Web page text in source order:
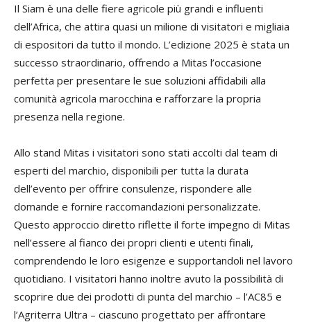
Il Siam è una delle fiere agricole più grandi e influenti
dell’Africa, che attira quasi un milione di visitatori e migliaia
di espositori da tutto il mondo. L’edizione 2025 è stata un
successo straordinario, offrendo a Mitas l’occasione
perfetta per presentare le sue soluzioni affidabili alla
comunità agricola marocchina e rafforzare la propria
presenza nella regione.
Allo stand Mitas i visitatori sono stati accolti dal team di
esperti del marchio, disponibili per tutta la durata
dell’evento per offrire consulenze, rispondere alle
domande e fornire raccomandazioni personalizzate.
Questo approccio diretto riflette il forte impegno di Mitas
nell’essere al fianco dei propri clienti e utenti finali,
comprendendo le loro esigenze e supportandoli nel lavoro
quotidiano. I visitatori hanno inoltre avuto la possibilità di
scoprire due dei prodotti di punta del marchio – l’AC85 e
l’Agriterra Ultra – ciascuno progettato per affrontare